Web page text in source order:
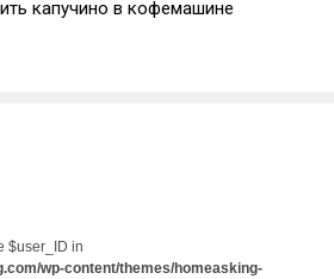
капучино в кофемашине
$user_ID in
wp-content/themes/homeasking-